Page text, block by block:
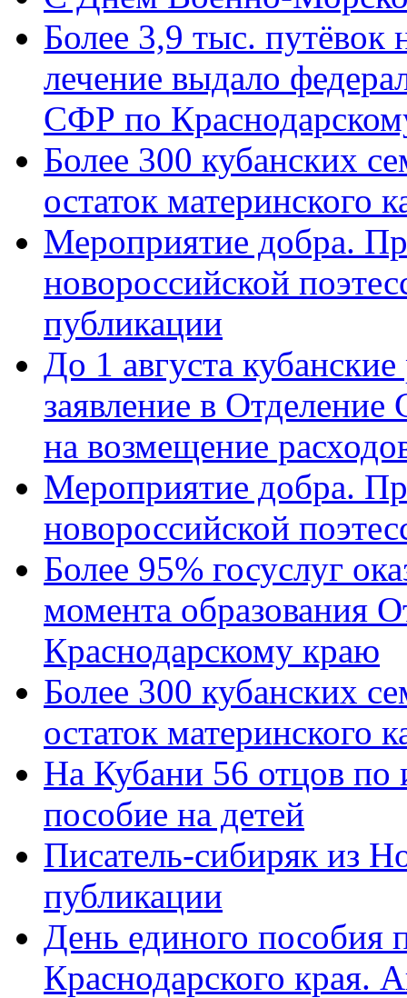
Более 3,9 тыс. путёвок
лечение выдало
СФР по
Более 300 кубанских
остаток материнского
Мероприятие добра.
новороссийской
публикации
До 1 августа
заявление в
на возмещение
Мероприятие добра.
новороссийской
Более 95% госуслуг
момента образования
Краснодарскому краю
Более 300 кубанских
остаток материнского
На Кубани 56 отцов по
пособие на детей
Писатель-сибиряк из
публикации
День единого пособия
Краснодарского края.